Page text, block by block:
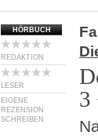
HÖRBUCH
REDAKTION
LESER
EIGENE
REZENSION
SCHREIBEN
3